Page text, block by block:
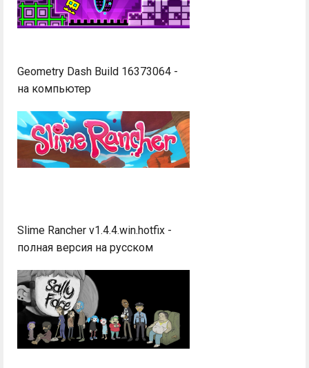
Geometry Dash Build 16373064 -
на компьютер
Slime Rancher v1.4.4.win.hotfix -
полная версия на русском